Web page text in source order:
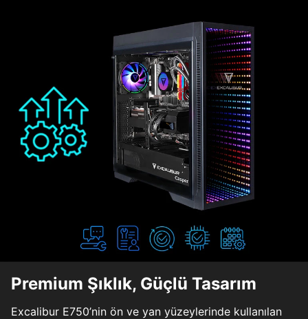
Premium Şıklık, Güçlü Tasarım
Excalibur E750’nin ön ve yan yüzeylerinde kullanılan